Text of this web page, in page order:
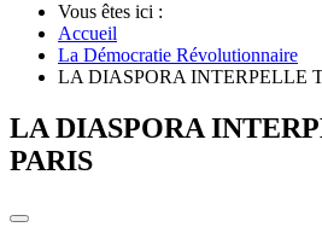
Vous êtes ici :
Accueil
La Démocratie Révolutionnaire
LA DIASPORA INTERPELLE
LA DIASPORA
PARIS